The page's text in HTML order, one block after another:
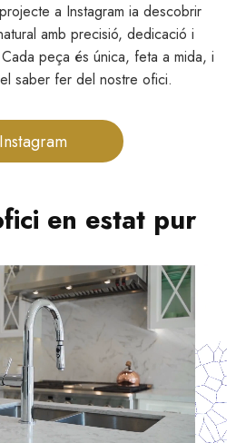
a Instagram ia descobrir
amb precisió, dedicació i
peça és única, feta a mida, i
saber fer del nostre ofici.
Instagram
en estat pur